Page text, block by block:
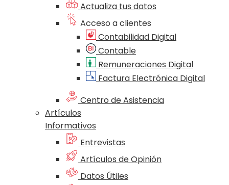
Actualiza tus datos
Acceso a clientes
Contabilidad Digital
Contable
Remuneraciones Digital
Factura Electrónica Digital
Centro de Asistencia
Artículos
Informativos
Entrevistas
Artículos de Opinión
Datos Útiles